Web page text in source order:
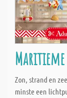
Zon, strand en
minste een